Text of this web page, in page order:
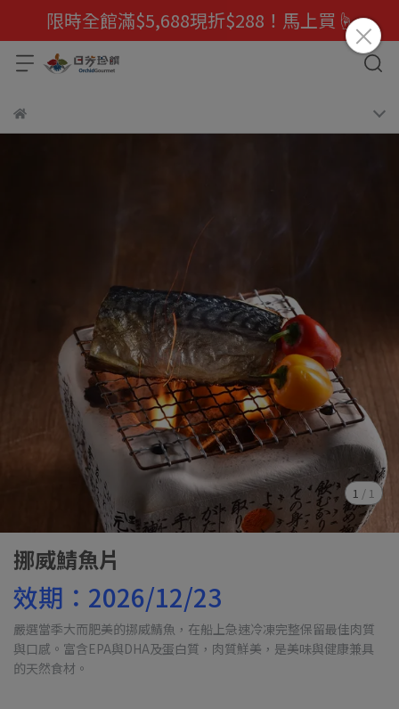
限時全館滿$5,688現折$288！馬上買☝️
1 / 1
挪威鯖魚片
效期：2026/12/23
嚴選當季大而肥美的挪威鯖魚，在船上急速冷凍完整保留最佳肉質
與口感。富含EPA與DHA及蛋白質，肉質鮮美，是美味與健康兼具
的天然食材。